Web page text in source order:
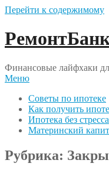
Перейти к содержимому
Финансовые лайфхаки
Меню
Советы по ипотеке
Как получить
Ипотека без стресса
Материнский
Рубрика: